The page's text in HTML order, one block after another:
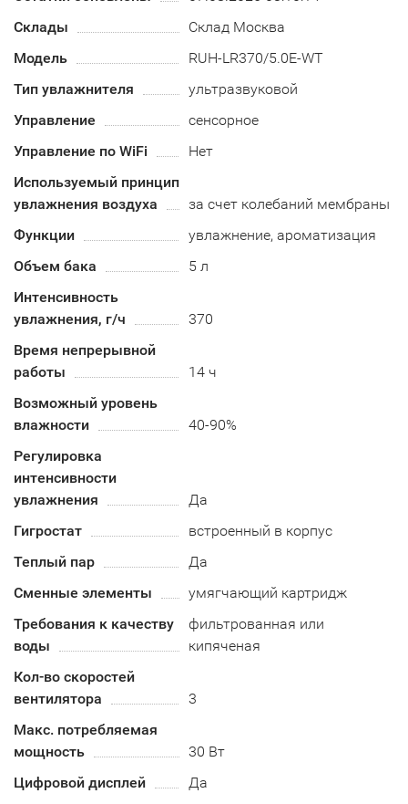
Склады
Склад Москва
Модель
RUH-LR370/5.0E-WT
Тип увлажнителя
ультразвуковой
Управление
сенсорное
Управление по WiFi
Нет
Используемый принцип
увлажнения воздуха
за счет колебаний мембраны
Функции
увлажнение, ароматизация
Объем бака
5 л
Интенсивность
увлажнения, г/ч
370
Время непрерывной
работы
14 ч
Возможный уровень
влажности
40-90%
Регулировка
интенсивности
увлажнения
Да
Гигростат
встроенный в корпус
Теплый пар
Да
Сменные элементы
умягчающий картридж
Требования к качеству
воды
фильтрованная или
кипяченая
Кол-во скоростей
вентилятора
3
Макс. потребляемая
мощность
30 Вт
Цифровой дисплей
Да